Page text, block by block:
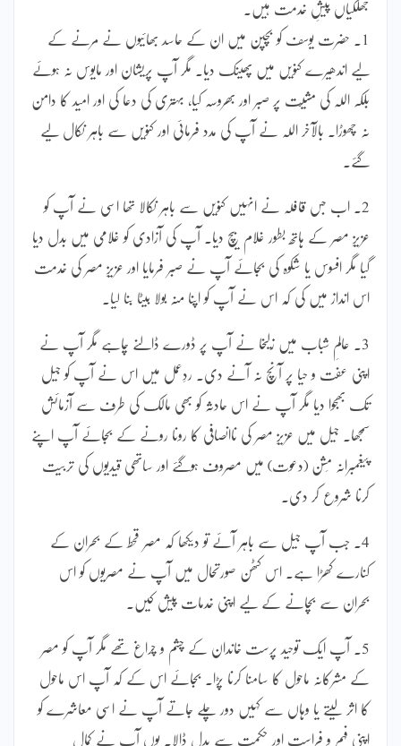
جھلکیاں پیشِ خدمت ہیں۔
1۔ حضرت یوسف کو بچپن میں ان کے حاسد بھائیوں نے مرنے کے
لیے اندھیرے کنویں میں پھینک دیا۔ مگر آپ پریشان اور مایوس نہ ہوئے
بلکہ اللہ کی مشیّت پر صبر اور بھروسہ کیا، بہتری کی دعا کی اور امید کا دامن
نہ چھوڑا۔ بالآخر اللہ نے آپ کی مدد فرمائی اور کنویں سے باہر نکال لیے
گئے۔
2۔ اب جس قافلہ نے انہیں کنویں سے باہر نکالا تھا اسی نے آپ کو
عزیزِ مصر کے ہاتھ بطور غلام بیچ دیا۔ آپ کی آزادی کو غلامی میں بدل دیا
گیا مگر افسوس یا شکوہ کی بجائے آپ نے صبر فرمایا اور عزیزِ مصر کی خدمت
اس انداز میں کی کہ اس نے آپ کو اپنا منہ بولا بیٹا بنا لیا۔
3۔ عالمِ شباب میں زلیخا نے آپ پر ڈورے ڈالنے چاہے مگر آپ نے
اپنی عفت و حیا پر آنچ نہ آنے دی۔ ردِعمل میں اس نے آپ کو جیل
تک بھجوا دیا مگر آپ نے اس حادثہ کو بھی مالک کی طرف سے آزمائش
سمجھا۔ جیل میں عزیزِ مصر کی ناانصافی کا رونا رونے کے بجائے آپ اپنے
پیغمبرانہ مِشن (دعوت) میں مصروف ہوگئے اور ساتھی قیدیوں کی تربیت
کرنا شروع کر دی۔
4۔ جب آپ جیل سے باہر آئے تو دیکھا کہ مصر قحط کے بحران کے
کنارے کھڑا ہے۔ اس کٹھن صورتحال میں آپ نے مصریوں کو اس
بحران سے بچانے کے لیے اپنی خدمات پیش کیں۔
5۔ آپ ایک توحید پرست خاندان کے چشم و چراغ تھے مگر آپ کو مصر
کے مشرکانہ ماحول کا سامنا کرنا پڑا۔ بجائے اس کے کہ آپ اس ماحول
کا اثر لیتے یا وہاں سے کہیں دور چلے جاتے آپ نے اسی معاشرے کو
اپنی فہم و فراست اور حکمت سے بدل ڈالا۔ یوں آپ نے کمال